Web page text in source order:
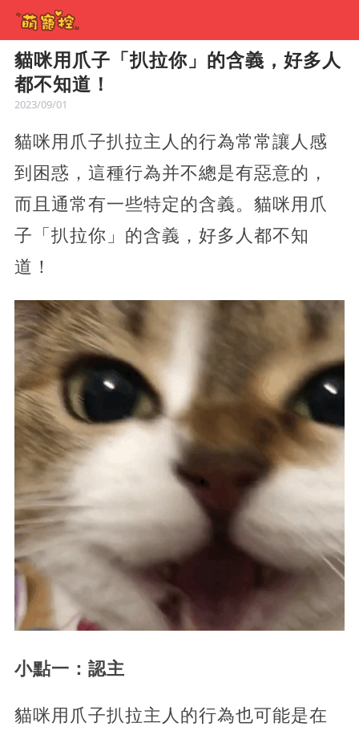
貓咪用爪子「扒拉你」的含義，好多人
都不知道！
2023/09/01
貓咪用爪子扒拉主人的行為常常讓人感
到困惑，這種行為并不總是有惡意的，
而且通常有一些特定的含義。貓咪用爪
子「扒拉你」的含義，好多人都不知
道！
小點一：認主
貓咪用爪子扒拉主人的行為也可能是在